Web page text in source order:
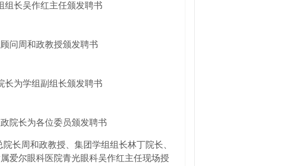
组长吴作红主任颁发聘书
问周和政教授颁发聘书
长为学组副组长颁发聘书
院长为各位委员颁发聘书
长周和政教授、集团学组组长林丁院长、
爱尔眼科医院青光眼科吴作红主任现场授